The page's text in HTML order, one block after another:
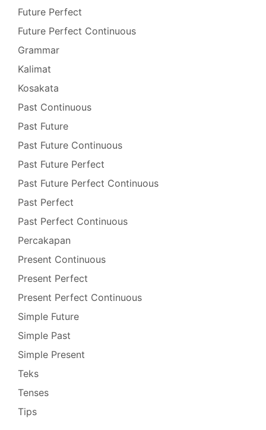
Future Perfect
Future Perfect Continuous
Grammar
Kalimat
Kosakata
Past Continuous
Past Future
Past Future Continuous
Past Future Perfect
Past Future Perfect Continuous
Past Perfect
Past Perfect Continuous
Percakapan
Present Continuous
Present Perfect
Present Perfect Continuous
Simple Future
Simple Past
Simple Present
Teks
Tenses
Tips